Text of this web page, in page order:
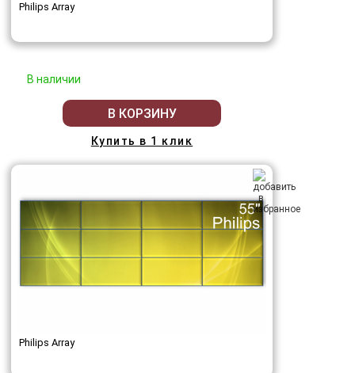
Philips Array
В наличии
В КОРЗИНУ
Купить в 1 клик
Philips Array